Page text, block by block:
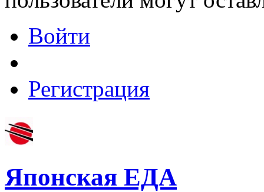
Войти
Регистрация
Японская ЕДА